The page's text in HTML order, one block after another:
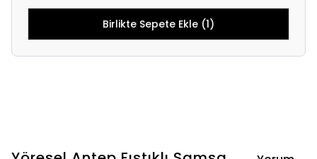
Birlikte Sepete Ekle (1)